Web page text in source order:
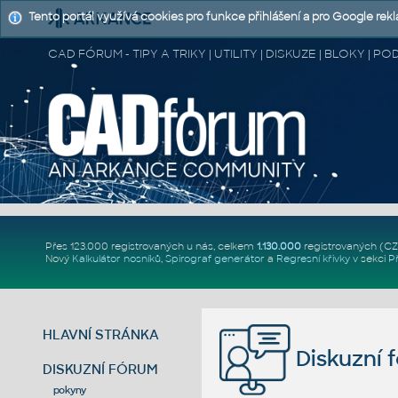
CAD FÓRUM - TIPY A TRIKY | UTILITY | DISKUZE | BLOKY |
Přes 123.000 registrovaných u nás, celkem 1.130.000registrovaných
Nový Kalkulátor nosníků, Spirograf generátor a Regresní křivkyv sekci
HLAVNÍ STRÁNKA
DISKUZNÍ FÓRUM
pokyny
Diskuzní
Tento portál využívá cookies pro funkce přihlášení a pro Google